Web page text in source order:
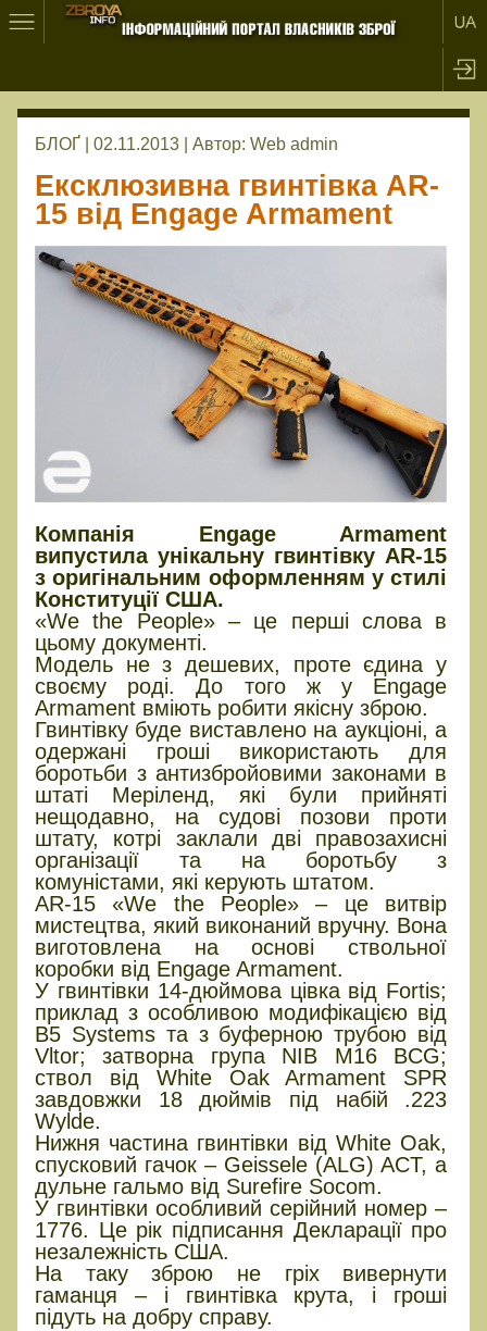
БЛОҐ | 02.11.2013 | Автор: Web admin
Ексклюзивна гвинтівка AR-
15 від Engage Armament
Компанія Engage Armament
випустила унікальну гвинтівку AR-15
з оригінальним оформленням у стилі
Конституції США.
«We the People» – це перші слова в
цьому документі.
Модель не з дешевих, проте єдина у
своєму роді. До того ж у Engage
Armament вміють робити якісну зброю.
Гвинтівку буде виставлено на аукціоні, а
одержані гроші використають для
боротьби з антизбройовими законами в
штаті Меріленд, які були прийняті
нещодавно, на судові позови проти
штату, котрі заклали дві правозахисні
організації та на боротьбу з
комуністами, які керують штатом.
AR-15 «We the People» – це витвір
мистецтва, який виконаний вручну. Вона
виготовлена на основі ствольної
коробки від Engage Armament.
У гвинтівки 14-дюймова цівка від Fortis;
приклад з особливою модифікацією від
B5 Systems та з буферною трубою від
Vltor; затворна група NIB M16 BCG;
ствол від White Oak Armament SPR
завдовжки 18 дюймів під набій .223
Wylde.
Нижня частина гвинтівки від White Oak,
спусковий гачок – Geissele (ALG) ACT, а
дульне гальмо від Surefire Socom.
У гвинтівки особливий серійний номер –
1776. Це рік підписання Декларації про
незалежність США.
На таку зброю не гріх вивернути
гаманця – і гвинтівка крута, і гроші
підуть на добру справу.